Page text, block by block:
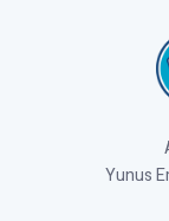
Yunus